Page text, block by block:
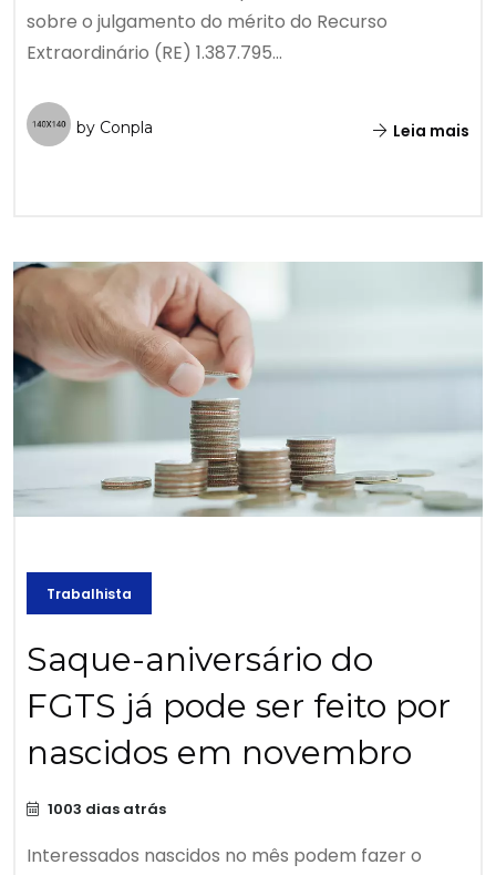
sobre o julgamento do mérito do Recurso
Extraordinário (RE) 1.387.795...
by Conpla Leia mais
Trabalhista
Saque-aniversário do
FGTS já pode ser feito por
nascidos em novembro
1003 dias atrás
Interessados nascidos no mês podem fazer o